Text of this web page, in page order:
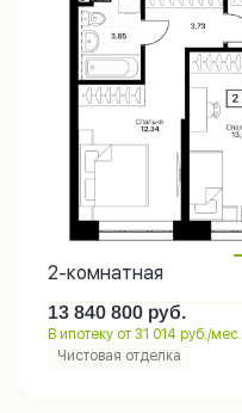
2-комнатная
13 840 800 руб.
В ипотеку от 31 014 руб./мес.
Чистовая отделка